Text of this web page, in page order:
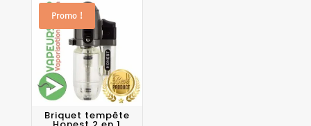
Promo !
Briquet tempête